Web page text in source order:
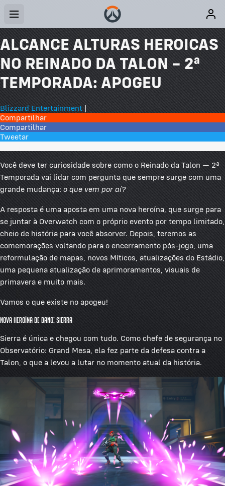
ALCANCE ALTURAS HEROICAS
NO REINADO DA TALON – 2ª
TEMPORADA: APOGEU
Blizzard Entertainment |
Compartilhar
Compartilhar
Tweetar
Você deve ter curiosidade sobre como o Reinado da Talon — 2ª
Temporada vai lidar com pergunta que sempre surge com uma
grande mudança:o que vem por aí?
A resposta é uma aposta em uma nova heroína, que surge para
se juntar à Overwatch com o próprio evento por tempo limitado,
cheio de história para você absorver. Depois, teremos as
comemorações voltando para o encerramento pós-jogo, uma
reformulação de mapas, novos Míticos, atualizações do Estádio,
uma pequena atualização de aprimoramentos, visuais de
primavera e muito mais.
Vamos o que existe no apogeu!
Nova heroína de Dano: Sierra
Sierra é única e chegou com tudo. Como chefe de segurança no
Observatório: Grand Mesa, ela fez parte da defesa contra a
Talon, o que a levou a lutar no momento atual da história.